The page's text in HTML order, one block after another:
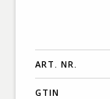
ART. NR.
GTIN